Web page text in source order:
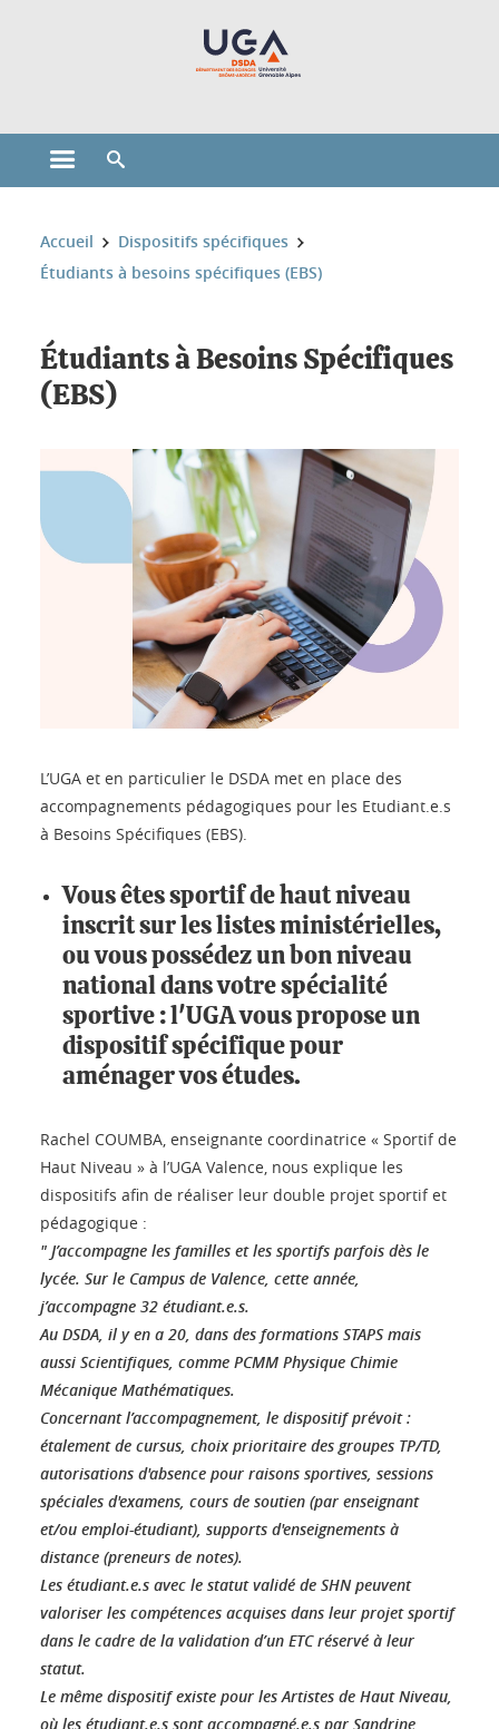
Ouvrir le menu principal
Vous êtes ici :
Accueil
Dispositifs spécifiques
Étudiants à besoins spécifiques (EBS)
Étudiants à Besoins Spécifiques
(EBS)
L’UGA et en particulier le DSDA met en place des
accompagnements pédagogiques pour les Etudiant.e.s
à Besoins Spécifiques (EBS).
Vous êtes sportif de haut niveau
inscrit sur les listes ministérielles,
ou vous possédez un bon niveau
national dans votre spécialité
sportive : l'UGA vous propose un
dispositif spécifique pour
aménager vos études.
Rachel COUMBA, enseignante coordinatrice « Sportif de
Haut Niveau » à l’UGA Valence, nous explique les
dispositifs afin de réaliser leur double projet sportif et
pédagogique :
" J’accompagne les familles et les sportifs parfois dès le
lycée. Sur le Campus de Valence, cette année,
j’accompagne 32 étudiant.e.s.
Au DSDA, il y en a 20, dans des formations STAPS mais
aussi Scientifiques, comme PCMM Physique Chimie
Mécanique Mathématiques.
Concernant l’accompagnement, le dispositif prévoit :
étalement de cursus, choix prioritaire des groupes TP/TD,
autorisations d'absence pour raisons sportives, sessions
spéciales d'examens, cours de soutien (par enseignant
et/ou emploi-étudiant), supports d'enseignements à
distance (preneurs de notes).
Les étudiant.e.s avec le statut validé de SHN peuvent
valoriser les compétences acquises dans leur projet sportif
dans le cadre de la validation d’un ETC réservé à leur
statut.
Le même dispositif existe pour les Artistes de Haut Niveau,
où les étudiant.e.s sont accompagné.e.s par Sandrine